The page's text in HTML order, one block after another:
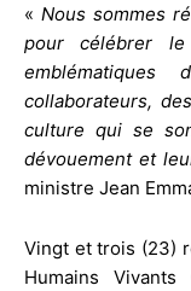
« Nous sommes
pour célébrer le
collaborateurs,
culture qui se
dévouement et
ministre Jean
Vingt et trois (23)
Humains